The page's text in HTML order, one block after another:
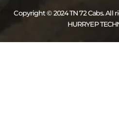
Copyright © 2024 TN 72 Cabs.
HURRYEP